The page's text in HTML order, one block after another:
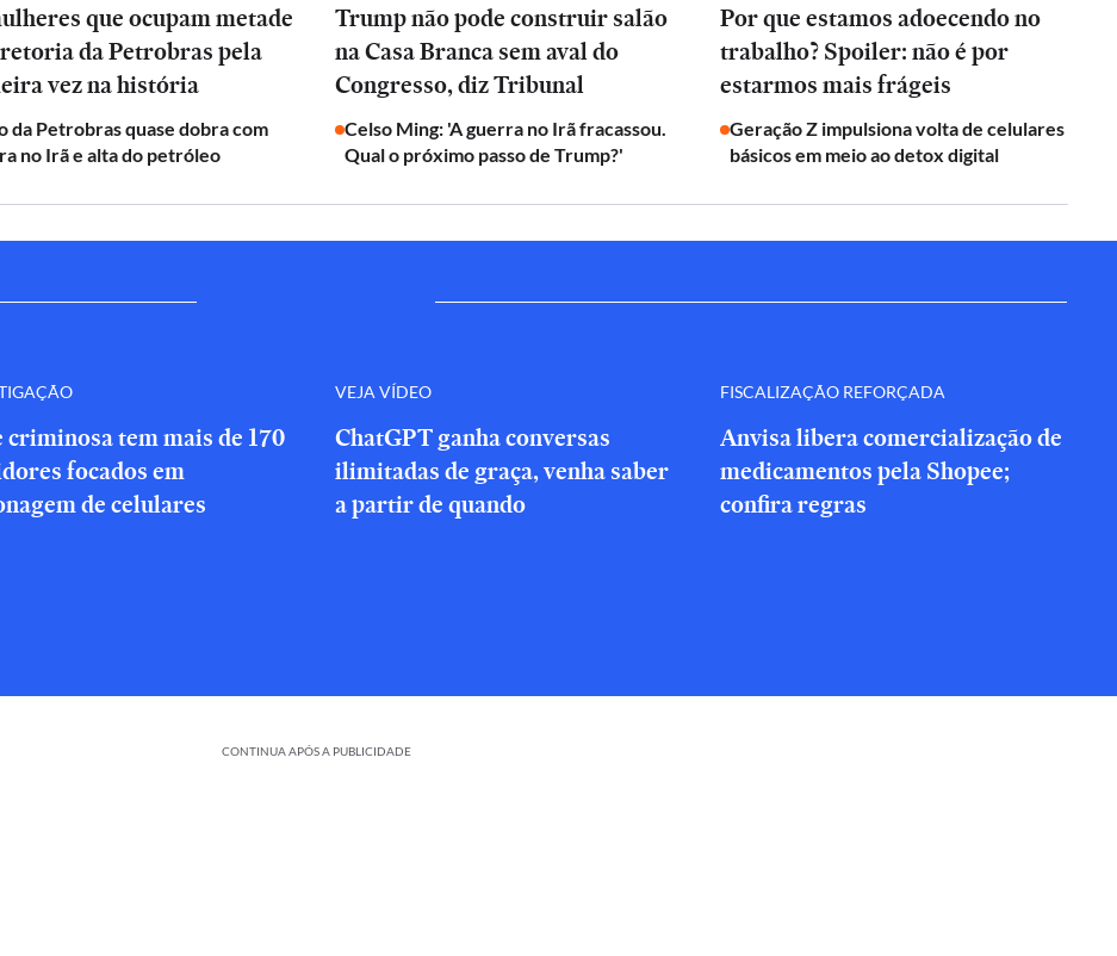
que ocupam metade
da Petrobras pela
vez na história
da Petrobras quase dobra com
no Irã e alta do petróleo
Trump não pode construir salão
na Casa Branca sem aval do
Congresso, diz Tribunal
Celso Ming: 'A guerra no Irã fracassou.
Qual o próximo passo de Trump?'
Por que estamos adoecendo no
trabalho? Spoiler: não é por
estarmos mais frágeis
Geração Z impulsiona volta de celulares
básicos em meio ao detox digital
criminosa tem mais de 170
focados em
de celulares
VEJA VÍDEO
ChatGPT ganha conversas
ilimitadas de graça, venha saber
a partir de quando
FISCALIZAÇÃO REFORÇADA
Anvisa libera comercialização de
medicamentos pela Shopee;
confira regras
CONTINUA APÓS A PUBLICIDADE